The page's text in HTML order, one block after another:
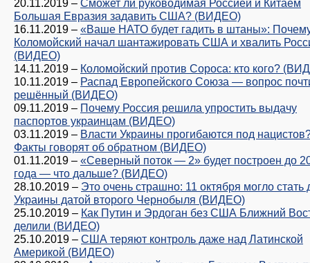
20.11.2019 – Сможет ли руководимая Россией и Китаем
Большая Евразия задавить США? (ВИДЕО)
16.11.2019 – «Ваше НАТО будет гадить в штаны»:
Коломойский начал шантажировать США и хвалить
(ВИДЕО)
14.11.2019 – Коломойский против Сороса: кто кого?
10.11.2019 – Распад Европейского Союза — вопрос
решённый (ВИДЕО)
09.11.2019 – Почему Россия решила упростить выдачу
паспортов украинцам (ВИДЕО)
03.11.2019 – Власти Украины прогибаются под
Факты говорят об обратном (ВИДЕО)
01.11.2019 – «Северный поток — 2» будет построен до
года — что дальше? (ВИДЕО)
28.10.2019 – Это очень страшно: 11 октября могло стать
Украины датой второго Чернобыля (ВИДЕО)
25.10.2019 – Как Путин и Эрдоган без США Ближний
делили (ВИДЕО)
25.10.2019 – США теряют контроль даже над Латинской
Америкой (ВИДЕО)